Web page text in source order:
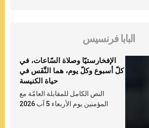
البابا فرنسيس
الإفخارستيّا وصلاة السّاعات، في
كلّ أسبوع وكلّ يوم، هما النَّفَس في
حياة الكنيسة
النص الكامل للمقابلة العامّة مع
المؤمنين يوم الأربعاء 5 آب 2026